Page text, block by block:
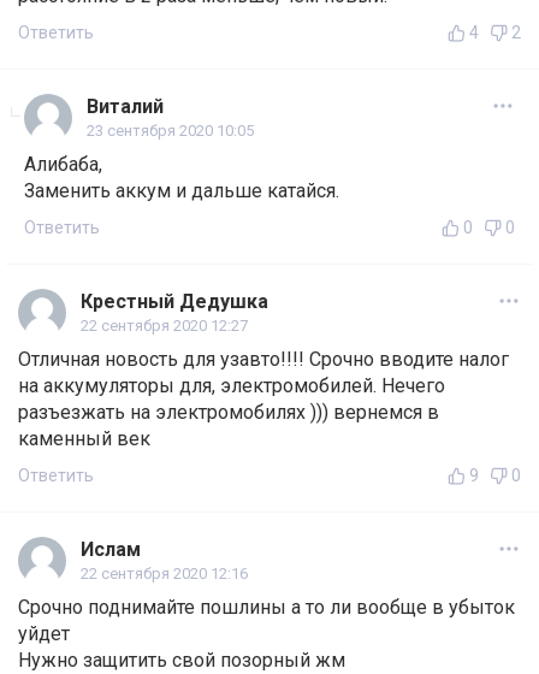
Ответить 4 2
Виталий
23 сентября 2020 10:05
Алибаба,
Заменить аккум и дальше катайся.
Ответить 0 0
Крестный Дедушка
22 сентября 2020 12:27
Отличная новость для узавто!!!! Срочно вводите налог
на аккумуляторы для, электромобилей. Нечего
разъезжать на электромобилях ))) вернемся в
каменный век
Ответить 9 0
Ислам
22 сентября 2020 12:16
Срочно поднимайте пошлины а то ли вообще в убыток
уйдет
Нужно защитить свой позорный жм